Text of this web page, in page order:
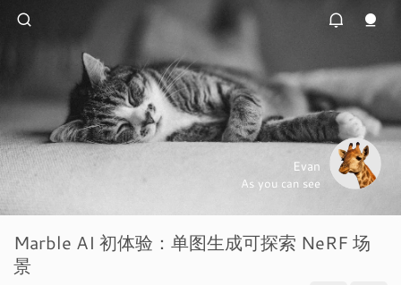
Evan
As you can see
Marble AI 初体验：单图生成可探索 NeRF 场
景